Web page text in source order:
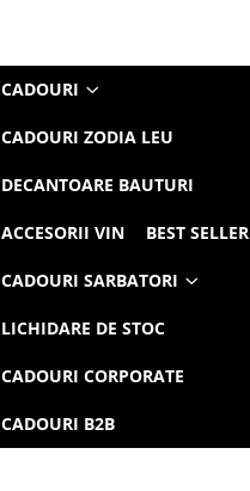
CADOURI
CADOURI ZODIA LEU
DECANTOARE BAUTURI
ACCESORII VIN BEST SELLER
CADOURI SARBATORI
LICHIDARE DE STOC
CADOURI CORPORATE
CADOURI B2B